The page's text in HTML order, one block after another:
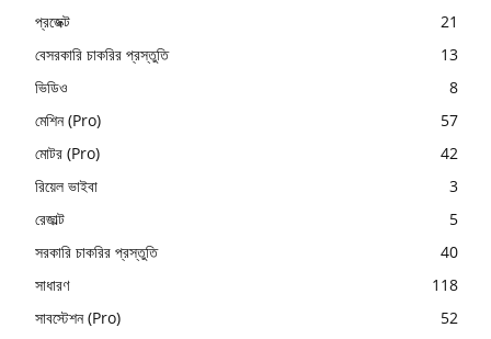
প্রজেক্ট
21
বেসরকারি চাকরির প্রস্তুতি
13
ভিডিও
8
মেশিন (Pro)
57
মোটর (Pro)
42
রিয়েল ভাইবা
3
রেজাল্ট
5
সরকারি চাকরির প্রস্তুতি
40
সাধারণ
118
সাবস্টেশন (Pro)
52